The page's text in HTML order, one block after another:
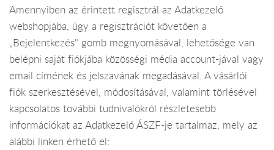
Amennyiben az érintett regisztrál az Adatkezelő
webshopjába, úgy a regisztrációt követően a
„Bejelentkezés" gomb megnyomásával, lehetősége van
belépni saját fiókjába közösségi média account-jával vagy
email címének és jelszavának megadásával. A vásárlói
fiók szerkesztésével, módosításával, valamint törlésével
kapcsolatos további tudnivalókról részletesebb
információkat az Adatkezelő ÁSZF-je tartalmaz, mely az
alábbi linken érhető el: